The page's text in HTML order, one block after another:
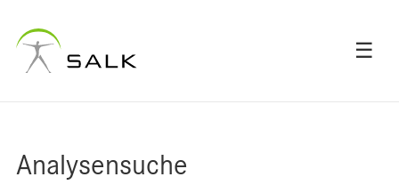
☰
Analysensuche